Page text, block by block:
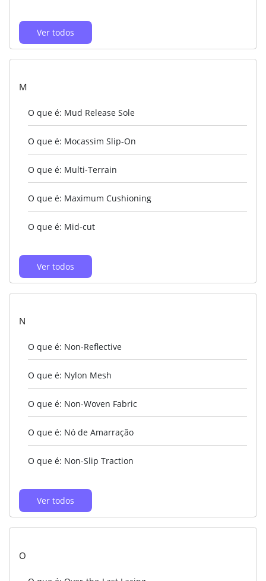
Ver todos
M
O que é: Mud Release Sole
O que é: Mocassim Slip-On
O que é: Multi-Terrain
O que é: Maximum Cushioning
O que é: Mid-cut
Ver todos
N
O que é: Non-Reflective
O que é: Nylon Mesh
O que é: Non-Woven Fabric
O que é: Nó de Amarração
O que é: Non-Slip Traction
Ver todos
O